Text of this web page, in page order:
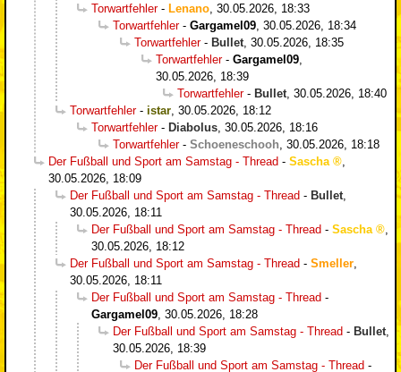
Torwartfehler- Lenano 30.05.2026, 18:33
Torwartfehler- Gargamel09 30.05.2026, 18:34
Torwartfehler- Bullet 30.05.2026, 18:35
Torwartfehler- Gargamel09
30.05.2026, 18:39
Torwartfehler- Bullet 30.05.2026, 18:40
Torwartfehler- istar 30.05.2026, 18:12
Torwartfehler- Diabolus 30.05.2026, 18:16
Torwartfehler- Schoeneschooh 30.05.2026, 18:18
Der Fußball und Sport am Samstag - Thread - Sascha
30.05.2026, 18:09
Der Fußball und Sport am Samstag - Thread - Bullet
30.05.2026, 18:11
Der Fußball und Sport am Samstag - Thread - Sascha
30.05.2026, 18:12
Der Fußball und Sport am Samstag - Thread - Smeller
30.05.2026, 18:11
Der Fußball und Sport am Samstag - Thread -
Gargamel09 30.05.2026, 18:28
Der Fußball und Sport am Samstag - Thread - Bullet
30.05.2026, 18:39
Der Fußball und Sport am Samstag - Thread -